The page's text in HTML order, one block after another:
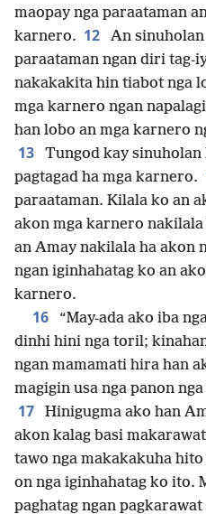
maopay nga paraataman
karnero. 12
An
paraataman ngan diri tag-
nakakakita hin tiabot nga
mga karnero ngan
han lobo an mga karnero
13
Tungod kay
pagtagad ha mga karnero.
paraataman. Kilala ko an
akon mga karnero nakilala
an Amay nakilala ha akon
ngan iginhahatag ko an
karnero.
16
“May-ada ako iba
dinhi hini nga toril;
ngan mamamati hira han
magigin usa nga panon
17
Hinigugma ako han
akon kalag basi
tawo nga makakakuha
on nga iginhahatag ko ito.
paghatag ngan